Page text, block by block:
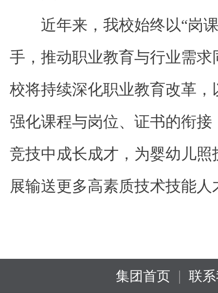
近年来， 我校始终以“岗
手，推动职业教育与行业需
校将持续深化职业教育改革
强化课程与岗位、证书的衔
竞技中成长成才，为婴幼儿
展输送更多高素质技术技能人
集团首页 | 联